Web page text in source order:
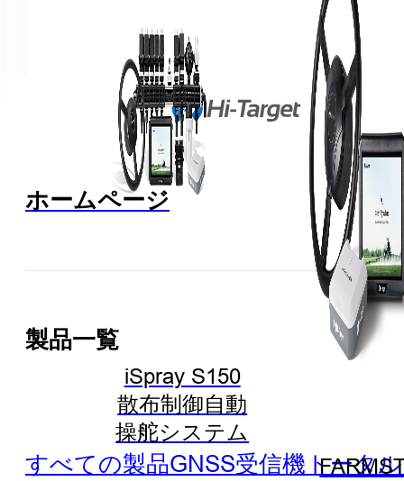
iSpray S150
散布制御自動
操舵システム
ホームページ
製品一覧
すべての製品GNSS受信機 トータ